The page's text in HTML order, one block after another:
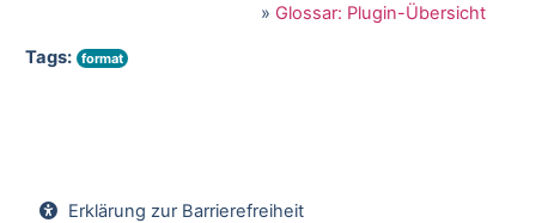
» Glossar: Plugin-Übersicht
Tags: format
Erklärung zur Barrierefreiheit